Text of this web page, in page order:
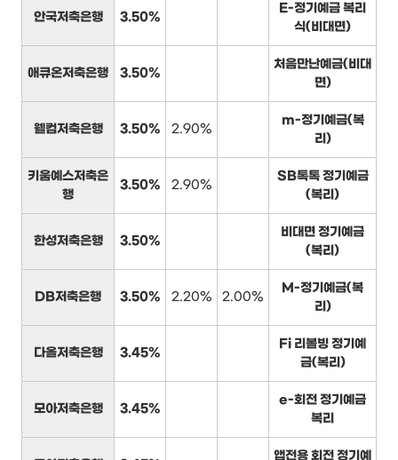
안국저축은행 3.50%
E-정기예금 복리
식(비대면)
애큐온저축은행 3.50%
처음만난예금(비대
면)
웰컴저축은행 3.50% 2.90%
m-정기예금(복
리)
키움예스저축은
행
3.50% 2.90%
SB톡톡 정기예금
(복리)
한성저축은행 3.50%
비대면 정기예금
(복리)
DB저축은행 3.50% 2.20% 2.00%
M-정기예금(복
리)
다올저축은행 3.45%
Fi 리볼빙 정기예
금(복리)
모아저축은행 3.45%
e-회전 정기예금
복리
앱전용 회전 정기예